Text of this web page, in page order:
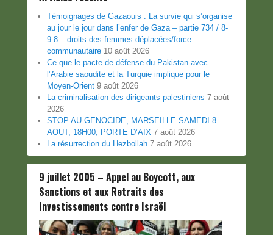
Témoignages de Gazaouis : La survie qui s’organise
au jour le jour dans l’enfer de Gaza – partie 734 / 8-
9.8 – droits des femmes déplacées/force
communautaire 10 août 2026
Ce que le pacte de défense du Pakistan avec
l’Arabie saoudite et la Turquie implique pour le
Moyen-Orient 9 août 2026
La criminalisation des dirigeants palestiniens 7 août
2026
STOP AU GENOCIDE, MARSEILLE SAMEDI 8
AOUT, 18H00, PORTE D’AIX 7 août 2026
La résurrection du Hezbollah 7 août 2026
9 juillet 2005 – Appel au Boycott, aux
Sanctions et aux Retraits des
Investissements contre Israël